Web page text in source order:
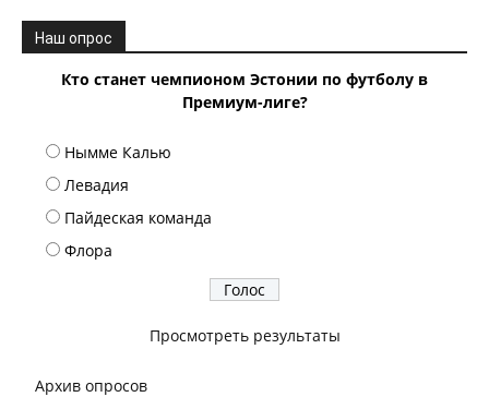
Наш опрос
Кто станет чемпионом Эстонии по футболу в
Премиум-лиге?
Нымме Калью
Левадия
Пайдеская команда
Флора
Просмотреть результаты
Архив опросов